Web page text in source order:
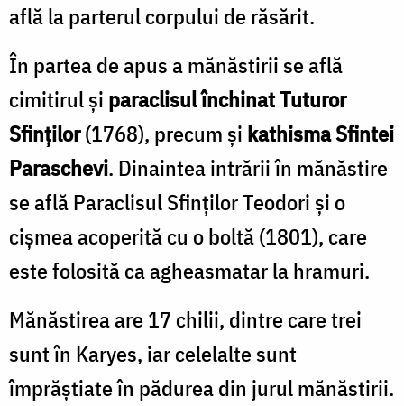
află la parterul corpului de răsărit.
În partea de apus a mănăstirii se află
cimitirul şi paraclisul închinat Tuturor
Sfinţilor(1768), precum şi kathisma Sfintei
Paraschevi. Dinaintea intrării în mănăstire
se află Paraclisul Sfinţilor Teodori şi o
cişmea acoperită cu o boltă (1801), care
este folosită ca agheasmatar la hramuri.
Mănăstirea are 17 chilii, dintre care trei
sunt în Karyes, iar celelalte sunt
împrăştiate în pădurea din jurul mănăstirii.